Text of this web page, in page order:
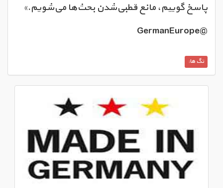
پاسخ گوییم، مانع قطبی‌شدن بحث‌ها می‌شویم.»
@GermanEurope
تگ ها: